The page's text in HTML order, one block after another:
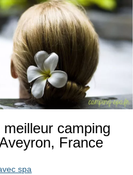
camping
France
spa